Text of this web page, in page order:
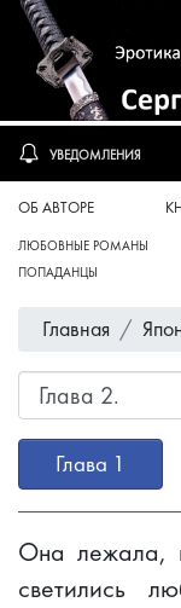
УВЕДОМЛЕНИЯ
ОБ АВТОРЕ
ЛЮБОВНЫЕ РОМАНЫ
ПОПАДАНЦЫ
Главная
Глава 1
Она лежала,
светились